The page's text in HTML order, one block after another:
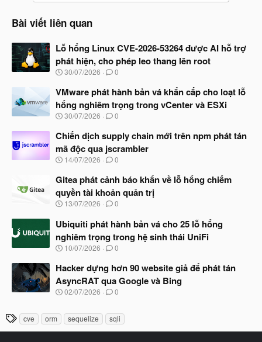
Bài viết liên quan
Lỗ hổng Linux CVE-2026-53264 được AI hỗ trợ
phát hiện, cho phép leo thang lên root
N
à
y
b
ắ
đ
ầ
u
30/07/2026 0
VMware phát hành bản vá khẩn cấp cho loạt lỗ
hổng nghiêm trọng trong vCenter và ESXi
N
à
b
ắ
đ
ầ
u
30/07/2026 0
Chiến dịch supply chain mới trên npm phát tán
mã độc qua jscrambler
N
à
b
ắ
đ
ầ
u
14/07/2026 0
Gitea phát cảnh báo khẩn về lỗ hổng chiếm
quyền tài khoản quản trị
N
à
y
b
ắ
đ
ầ
u
13/07/2026 0
Ubiquiti phát hành bản vá cho 25 lỗ hổng
nghiêm trọng trong hệ sinh thái UniFi
N
à
b
ắ
đ
ầ
u
10/07/2026 0
Hacker dựng hơn 90 website giả để phát tán
AsyncRAT qua Google và Bing
N
02/07/2026 0
T
h
cve orm sequelize sqli